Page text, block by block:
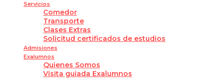
Servicios
Comedor
Transporte
Clases Extras
Solicitud certificados de estudios
Admisiones
Exalumnos
Quienes Somos
Visita guiada Exalumnos